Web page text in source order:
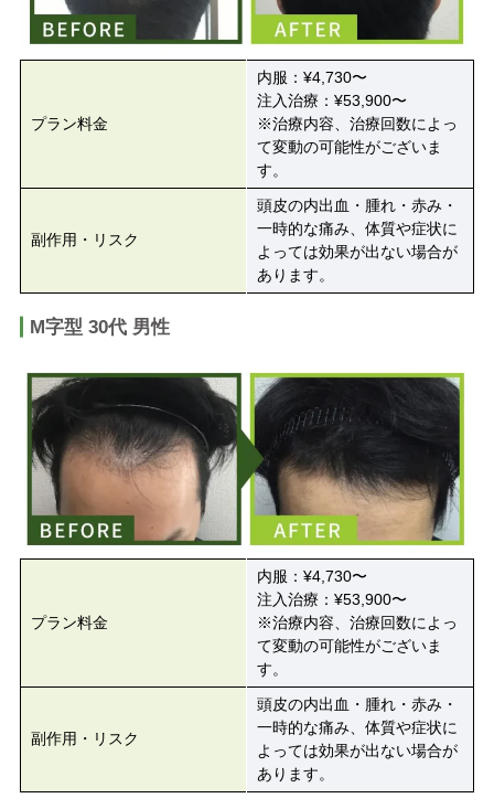
プラン料金
内服：¥4,730〜
注入治療：¥53,900〜
※治療内容、治療回数によっ
て変動の可能性がございま
す。
副作用・リスク
頭皮の内出血・腫れ・赤み・
一時的な痛み、体質や症状に
よっては効果が出ない場合が
あります。
M字型 30代 男性
プラン料金
内服：¥4,730〜
注入治療：¥53,900〜
※治療内容、治療回数によっ
て変動の可能性がございま
す。
副作用・リスク
頭皮の内出血・腫れ・赤み・
一時的な痛み、体質や症状に
よっては効果が出ない場合が
あります。